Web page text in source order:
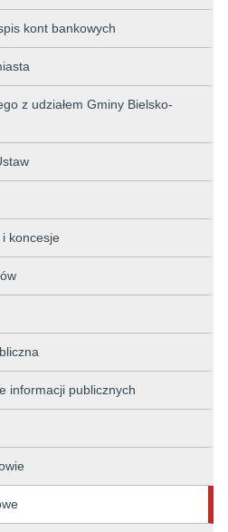
kont bankowych
z udziałem Gminy Bielsko-
koncesje
informacji publicznych